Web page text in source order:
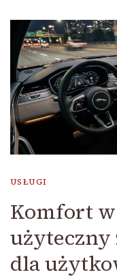
USŁUGI
Komfort w
użyteczny
dla